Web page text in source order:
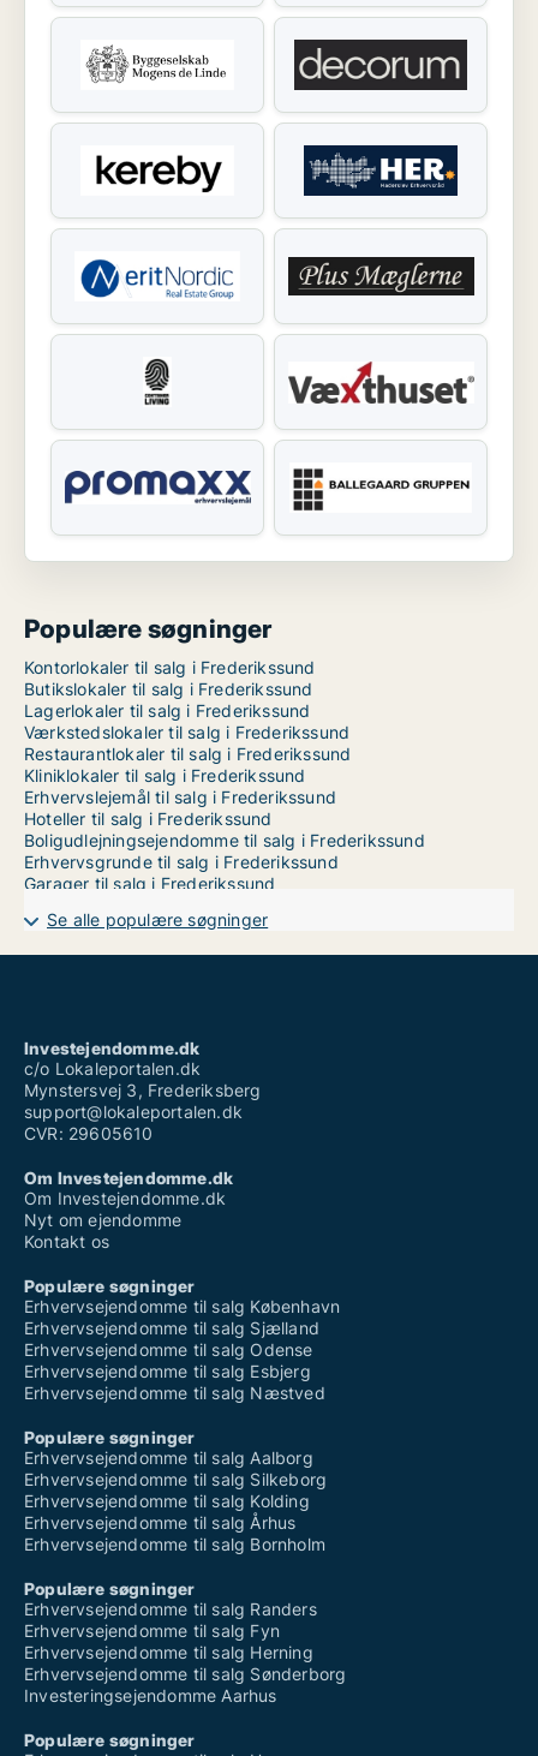
Populære søgninger
Kontorlokaler til salg i Frederikssund
Butikslokaler til salg i Frederikssund
Lagerlokaler til salg i Frederikssund
Værkstedslokaler til salg i Frederikssund
Restaurantlokaler til salg i Frederikssund
Kliniklokaler til salg i Frederikssund
Erhvervslejemål til salg i Frederikssund
Hoteller til salg i Frederikssund
Boligudlejningsejendomme til salg i Frederikssund
Erhvervsgrunde til salg i Frederikssund
Garager til salg i Frederikssund
Se alle populære søgninger
Investejendomme.dk
c/o Lokaleportalen.dk
Mynstersvej 3, Frederiksberg
support@lokaleportalen.dk
CVR: 29605610
Om Investejendomme.dk
Om Investejendomme.dk
Nyt om ejendomme
Kontakt os
Populære søgninger
Erhvervsejendomme til salg København
Erhvervsejendomme til salg Sjælland
Erhvervsejendomme til salg Odense
Erhvervsejendomme til salg Esbjerg
Erhvervsejendomme til salg Næstved
Populære søgninger
Erhvervsejendomme til salg Aalborg
Erhvervsejendomme til salg Silkeborg
Erhvervsejendomme til salg Kolding
Erhvervsejendomme til salg Århus
Erhvervsejendomme til salg Bornholm
Populære søgninger
Erhvervsejendomme til salg Randers
Erhvervsejendomme til salg Fyn
Erhvervsejendomme til salg Herning
Erhvervsejendomme til salg Sønderborg
Investeringsejendomme Aarhus
Populære søgninger